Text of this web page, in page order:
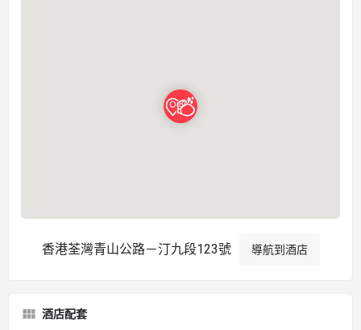
香港荃灣青山公路－汀九段123號 導航到酒店
酒店配套